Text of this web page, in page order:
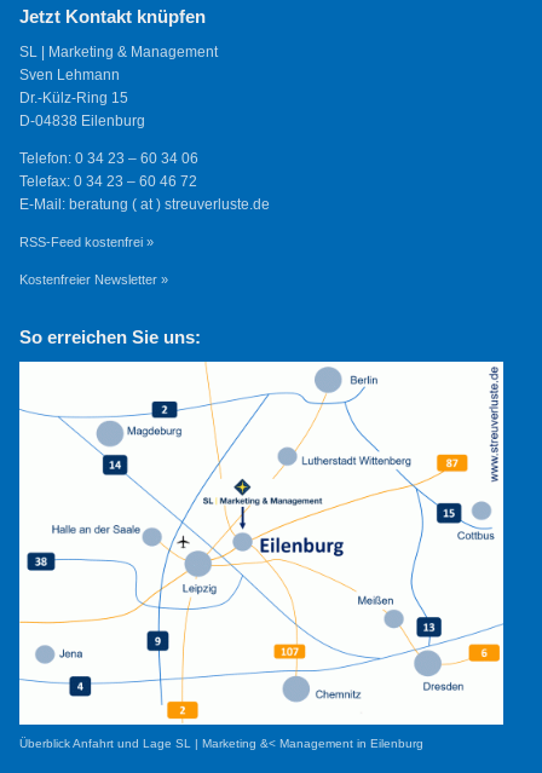
Jetzt Kontakt knüpfen
SL | Marketing & Management
Sven Lehmann
Dr.-Külz-Ring 15
D-04838 Eilenburg
Telefon: 0 34 23 – 60 34 06
Telefax: 0 34 23 – 60 46 72
E-Mail: beratung ( at ) streuverluste.de
RSS-Feed kostenfrei »
Kostenfreier Newsletter »
So erreichen Sie uns:
Überblick Anfahrt und Lage SL | Marketing &< Management in Eilenburg